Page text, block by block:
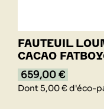
FAUTEUIL
CACAO
659,00 €
Dont 5,00 € d'éco-